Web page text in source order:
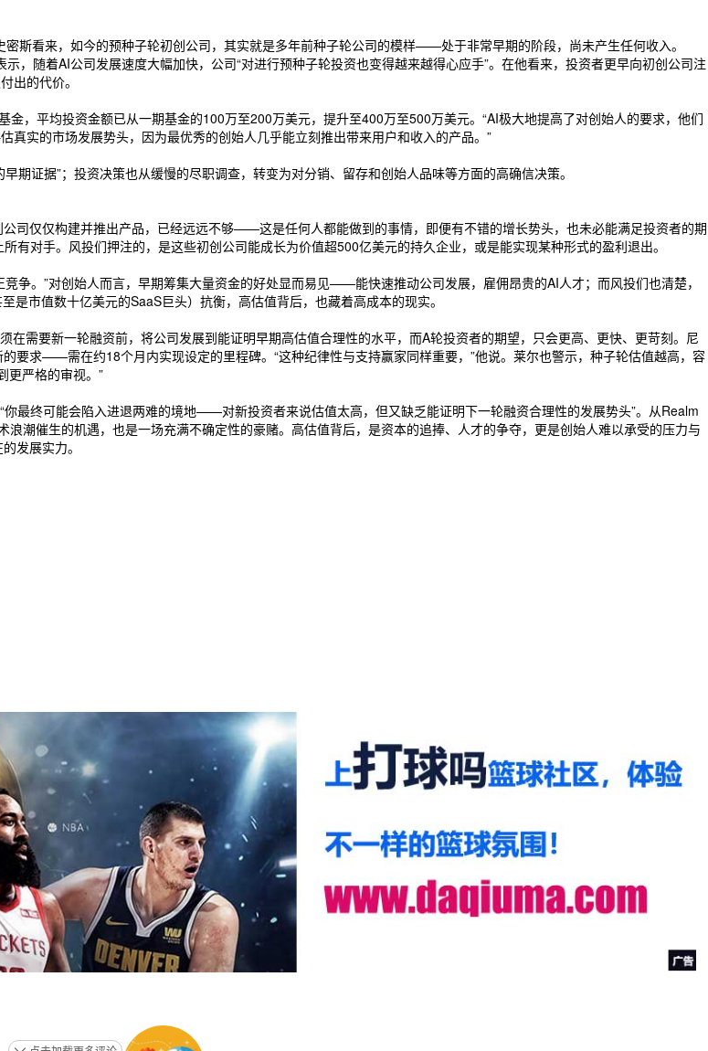
斯看来，如今的预种子轮初创公司，其实就是多年前种子轮公司的模样——处于非常早期的阶段，尚未产生任何收入。
，随着AI公司发展速度大幅加快，公司“对进行预种子轮投资也变得越来越得心应手”。在他看来，投资者更早向初创公司注
出的代价。
，平均投资金额已从一期基金的100万至200万美元，提升至400万至500万美元。“AI极大地提高了对创始人的要求，他们
真实的市场发展势头，因为最优秀的创始人几乎能立刻推出带来用户和收入的产品。”
期证据”；投资决策也从缓慢的尽职调查，转变为对分销、留存和创始人品味等方面的高确信决策。
司仅仅构建并推出产品，已经远远不够——这是任何人都能做到的事情，即便有不错的增长势头，也未必能满足投资者的期
对手。风投们押注的，是这些初创公司能成长为价值超500亿美元的持久企业，或是能实现某种形式的盈利退出。
争。”对创始人而言，早期筹集大量资金的好处显而易见——能快速推动公司发展，雇佣昂贵的AI人才；而风投们也清楚，
市值数十亿美元的SaaS巨头）抗衡，高估值背后，也藏着高成本的现实。
需要新一轮融资前，将公司发展到能证明早期高估值合理性的水平，而A轮投资者的期望，只会更高、更快、更苛刻。尼
要求——需在约18个月内实现设定的里程碑。“这种纪律性与支持赢家同样重要，”他说。莱尔也警示，种子轮估值越高，容
更严格的审视。”
最终可能会陷入进退两难的境地——对新投资者来说估值太高，但又缺乏能证明下一轮融资合理性的发展势头”。从Realm
潮催生的机遇，也是一场充满不确定性的豪赌。高估值背后，是资本的追捧、人才的争夺，更是创始人难以承受的压力与
发展实力。